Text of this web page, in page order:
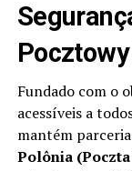
Fundado com o
acessíveis a
mantém
Polônia